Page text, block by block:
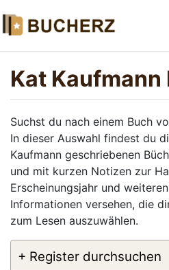
Kat Kaufmann
Suchst du nach einem Buch
In dieser Auswahl findest du
Kaufmann geschriebenen
und mit kurzen Notizen zur
Erscheinungsjahr und
Informationen versehen, die
zum Lesen auszuwählen.
+ Register durchsuchen